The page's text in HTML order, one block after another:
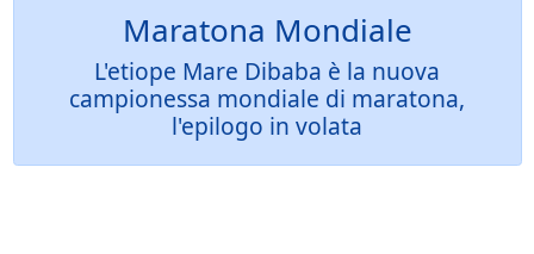
Maratona Mondiale
L'etiope Mare Dibaba è la nuova
campionessa mondiale di maratona,
l'epilogo in volata